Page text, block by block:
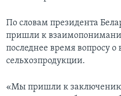
По словам президента
пришли к
последнее время вопросу
сельхозпродукции.
«Мы пришли к заключению,